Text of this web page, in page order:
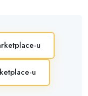
u
u